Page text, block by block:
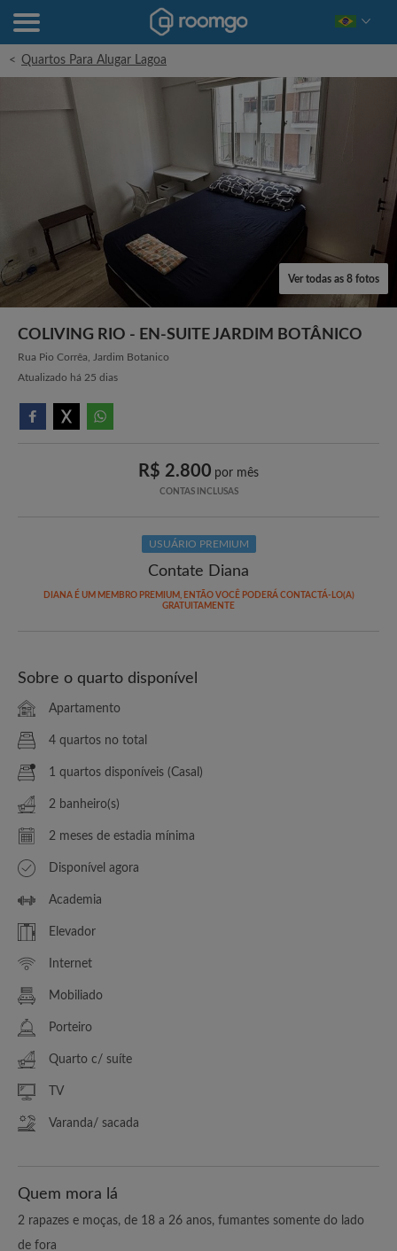
< Quartos Para Alugar Lagoa
Ver todas as 8 fotos
COLIVING RIO - EN-SUITE JARDIM BOTÂNICO
Rua Pio Corrêa, Jardim Botanico
Atualizado há 25 dias
R$ 2.800 por mês
CONTAS INCLUSAS
USUÁRIO PREMIUM
Contate Diana
DIANA É UM MEMBRO PREMIUM, ENTÃO VOCÊ PODERÁ CONTACTÁ-LO(A)
GRATUITAMENTE
Sobre o quarto disponível
Apartamento
4 quartos no total
1 quartos disponíveis (Casal)
2 banheiro(s)
2 meses de estadia mínima
Disponível agora
Academia
Elevador
Internet
Mobiliado
Porteiro
Quarto c/ suíte
TV
Varanda/ sacada
Quem mora lá
2 rapazes e moças, de 18 a 26 anos, fumantes somente do lado
de fora